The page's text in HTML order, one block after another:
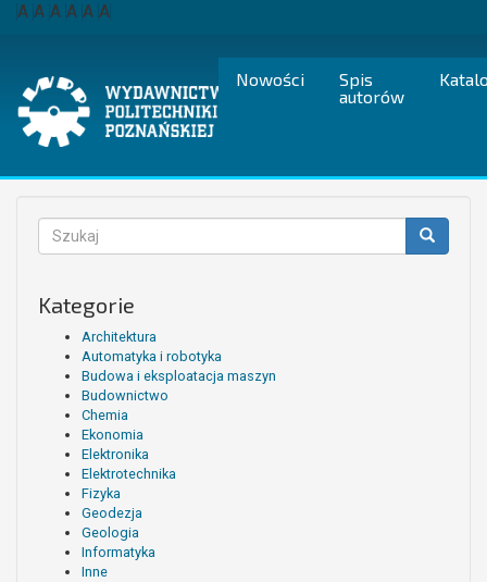
Przejdź
A A A A A A
Nowości
Spis
autorów
Formularz
wyszukiwania
Kategorie
Architektura
Automatyka i robotyka
Budowa i eksploatacja maszyn
Budownictwo
Chemia
Ekonomia
Elektronika
Elektrotechnika
Fizyka
Geodezja
Geologia
Informatyka
Inne